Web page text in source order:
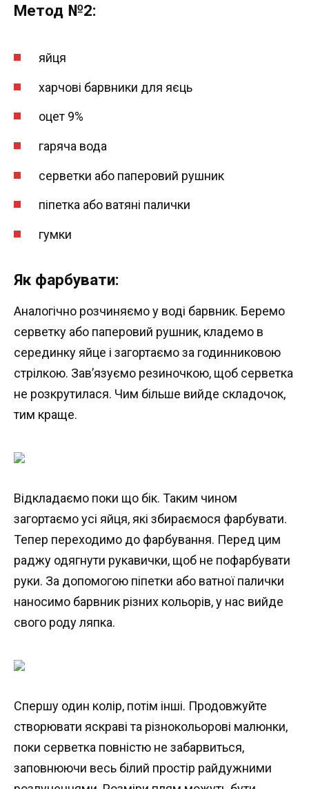
Метод №2:
яйця
харчові барвники для яєць
оцет 9%
гаряча вода
серветки або паперовий рушник
піпетка або ватяні палички
гумки
Як фарбувати:
Аналогічно розчиняємо у воді барвник. Беремо
серветку або паперовий рушник, кладемо в
серединку яйце і загортаємо за годинниковою
стрілкою. Зав’язуємо резиночкою, щоб серветка
не розкрутилася. Чим більше вийде складочок,
тим краще.
Відкладаємо поки що бік. Таким чином
загортаємо усі яйця, які збираємося фарбувати.
Тепер переходимо до фарбування. Перед цим
раджу одягнути рукавички, щоб не пофарбувати
руки. За допомогою піпетки або ватної палички
наносимо барвник різних кольорів, у нас вийде
свого роду ляпка.
Спершу один колір, потім інші. Продовжуйте
створювати яскраві та різнокольорові малюнки,
поки серветка повністю не забарвиться,
заповнюючи весь білий простір райдужними